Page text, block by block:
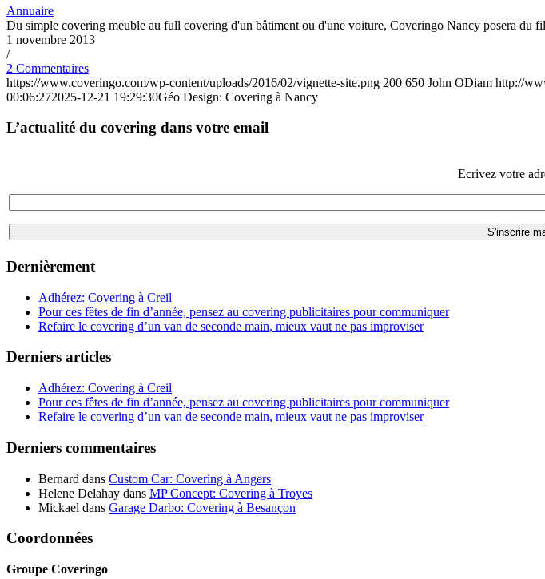
Annuaire
Du simple covering meuble au full covering d'un bâtiment ou d'une voiture, Coveringo Nancy posera du
1 novembre 2013
/
2 Commentaires
https://www.coveringo.com/wp-content/uploads/2016/02/vignette-site.png 200 650 John ODiam http://
00:06:272025-12-21 19:29:30Géo Design: Covering à Nancy
L’actualité du covering dans votre email
Ecrivez votre
Dernièrement
Adhérez: Covering à Creil
Pour ces fêtes de fin d’année, pensez au covering publicitaires pour communiquer
Refaire le covering d’un van de seconde main, mieux vaut ne pas improviser
Derniers articles
Adhérez: Covering à Creil
Pour ces fêtes de fin d’année, pensez au covering publicitaires pour communiquer
Refaire le covering d’un van de seconde main, mieux vaut ne pas improviser
Derniers commentaires
Bernard dans Custom Car: Covering à Angers
Helene Delahay dans MP Concept: Covering à Troyes
Mickael dans Garage Darbo: Covering à Besançon
Coordonnées
Groupe Coveringo